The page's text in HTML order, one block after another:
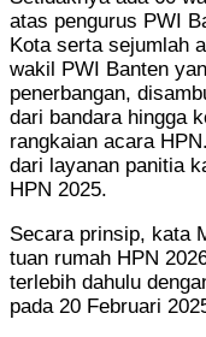
atas pengurus PWI
Kota serta sejumlah
wakil PWI Banten
penerbangan,
dari bandara hingga
rangkaian acara
dari layanan panitia
HPN 2025.
Secara prinsip, kata
tuan rumah HPN
terlebih dahulu
pada 20 Februari